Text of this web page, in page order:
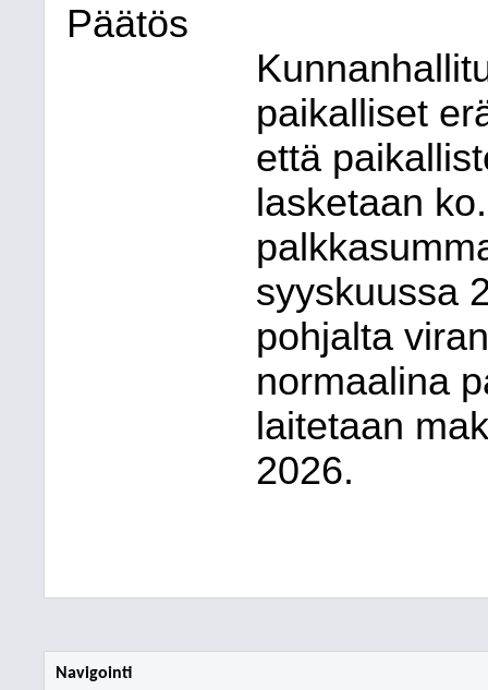
Päätös
paikalliset
että
lasketaan
syyskuussa
pohjalta
normaalina
laitetaan
2026.
Navigointi